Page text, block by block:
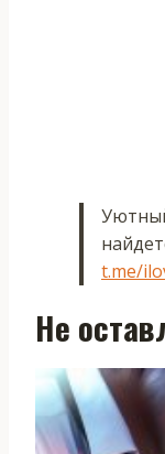
t.me/
Не